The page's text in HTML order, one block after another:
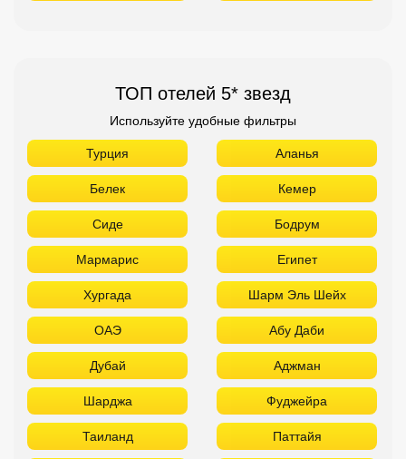
ТОП отелей 5* звезд
Используйте удобные фильтры
Турция Аланья
Белек Кемер
Сиде Бодрум
Мармарис Египет
Хургада Шарм Эль Шейх
ОАЭ Абу Даби
Дубай Аджман
Шарджа Фуджейра
Таиланд Паттайя